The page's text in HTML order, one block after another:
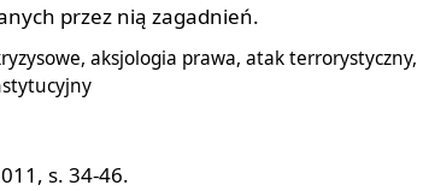
przez nią zagadnień.
aksjologia prawa, atak terrorystyczny,
s. 34-46.